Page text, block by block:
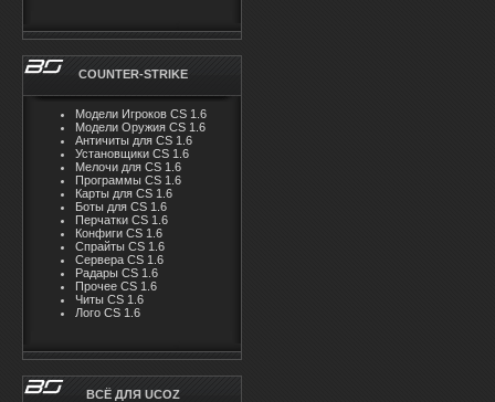
COUNTER-STRIKE
Модели Игроков CS 1.6
Модели Оружия CS 1.6
Античиты для CS 1.6
Установщики CS 1.6
Мелочи для CS 1.6
Программы CS 1.6
Карты для CS 1.6
Боты для CS 1.6
Перчатки CS 1.6
Конфиги CS 1.6
Спрайты CS 1.6
Сервера CS 1.6
Радары CS 1.6
Прочее CS 1.6
Читы CS 1.6
Лого CS 1.6
ВСЁ ДЛЯ UCOZ